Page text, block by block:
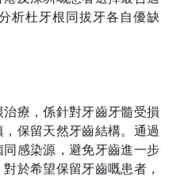
析杜牙根同拔牙各自優缺
療，係針對牙齒牙髓受損
保留天然牙齒結構。通過
感染源，避免牙齒進一步
於希望保留牙齒嘅患者，